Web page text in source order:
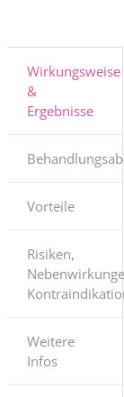
Wirkungsweise
&
Ergebnisse
Vorteile
Risiken,
Weitere
Infos